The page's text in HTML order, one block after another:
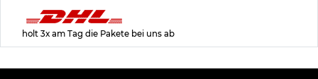
holt 3x am Tag die Pakete bei uns ab